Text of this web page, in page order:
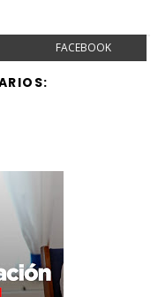
FACEBOOK